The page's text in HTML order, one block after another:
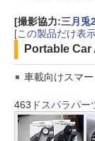
[撮影協力:三月兎
[この製品だけ表
Portable
車載向けスマ
463 ドスパラパー